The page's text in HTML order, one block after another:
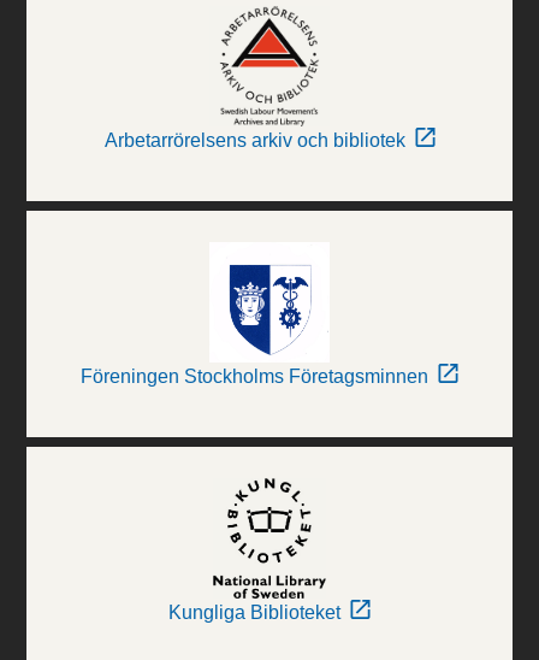
Arbetarrörelsens arkiv och bibliotek
Föreningen Stockholms Företagsminnen
Kungliga Biblioteket